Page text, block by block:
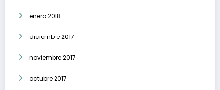
enero 2018
diciembre 2017
noviembre 2017
octubre 2017